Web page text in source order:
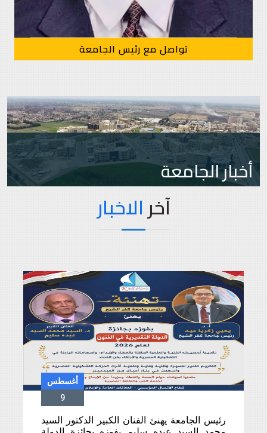
تواصل مع رئيس الجامعة
أخبار الجامعة
آخرالاخبار
أغسطس
9
رئيس الجامعة يهنئ الفنان الكبير الدكتور السيد